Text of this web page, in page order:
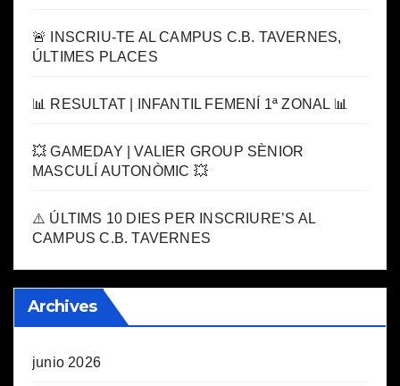
🚨 INSCRIU-TE AL CAMPUS C.B. TAVERNES,
ÚLTIMES PLACES
📊 RESULTAT | INFANTIL FEMENÍ 1ª ZONAL 📊
💥 GAMEDAY | VALIER GROUP SÈNIOR
MASCULÍ AUTONÒMIC 💥
⚠️ ÚLTIMS 10 DIES PER INSCRIURE’S AL
CAMPUS C.B. TAVERNES
Archives
junio 2026